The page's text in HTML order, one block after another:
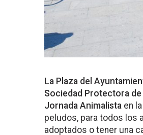
La Plaza del
Sociedad Protectora de
Jornada Animalista en
peludos, para todos los
adoptados o tener una